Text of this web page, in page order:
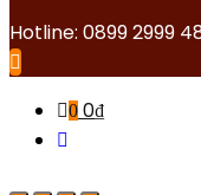
Hotline: 0899 2999
0 0₫